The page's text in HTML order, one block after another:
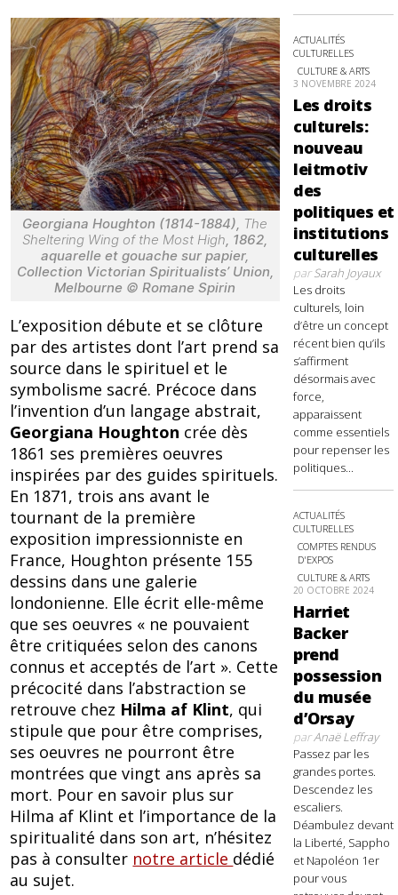
Georgiana Houghton (1814-1884), The
Sheltering Wing of the Most High, 1862,
aquarelle et gouache sur papier,
Collection Victorian Spiritualists’ Union,
Melbourne © Romane Spirin
L’exposition débute et se clôture
par des artistes dont l’art prend sa
source dans le spirituel et le
symbolisme sacré. Précoce dans
l’invention d’un langage abstrait,
Georgiana Houghton crée dès
1861 ses premières oeuvres
inspirées par des guides spirituels.
En 1871, trois ans avant le
tournant de la première
exposition impressionniste en
France, Houghton présente 155
dessins dans une galerie
londonienne. Elle écrit elle-même
que ses oeuvres « ne pouvaient
être critiquées selon des canons
connus et acceptés de l’art ». Cette
précocité dans l’abstraction se
retrouve chez Hilma af Klint, qui
stipule que pour être comprises,
ses oeuvres ne pourront être
montrées que vingt ans après sa
mort. Pour en savoir plus sur
Hilma af Klint et l’importance de la
spiritualité dans son art, n’hésitez
pas à consulter notre article dédié
au sujet.
ACTUALITÉS
CULTURELLES
CULTURE & ARTS
3 NOVEMBRE 2024
Les droits
culturels:
nouveau
leitmotiv
des
politiques et
institutions
culturelles
parSarah Joyaux
Les droits
culturels, loin
d’être un concept
récent bien qu’ils
s’affirment
désormais avec
force,
apparaissent
comme essentiels
pour repenser les
politiques...
ACTUALITÉS
CULTURELLES
COMPTES RENDUS
D'EXPOS
CULTURE & ARTS
20 OCTOBRE 2024
Harriet
Backer
prend
possession
du musée
d’Orsay
parAnaë Leffray
Passez par les
grandes portes.
Descendez les
escaliers.
Déambulez devant
la Liberté, Sappho
et Napoléon 1er
pour vous